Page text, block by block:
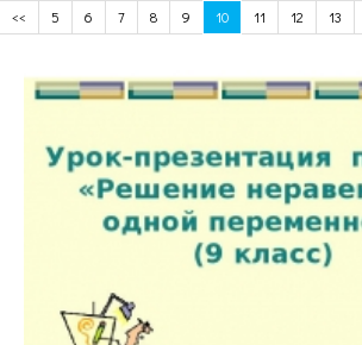
<< 5 6 7 8 9 10 11 12 13